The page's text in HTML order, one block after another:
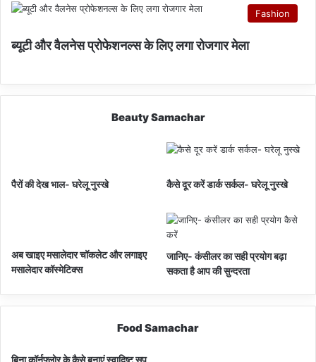
Fashion
ब्यूटी और वैलनेस प्रोफेशनल्स के लिए लगा रोजगार मेला
Beauty Samachar
पैरों की देख भाल- घरेलू नुस्खे कैसे दूर करें डार्क सर्कल- घरेलू नुस्खे
अब खाइए मसालेदार चॉकलेट और लगाइए
मसालेदार कॉस्‍मेटिक्‍स
जानिए- कंसीलर का सही प्रयोग बढ़ा
सकता है आप की सुन्दरता
Food Samachar
बिना कॉर्नफ्लोर के कैसे बनाएं स्वादिष्ट सूप